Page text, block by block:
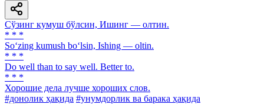
Сўзинг кумуш бўлсин, Ишинг — олтин.
* * *
So‘zing kumush bo‘lsin, Ishing — oltin.
* * *
Do well than to say well. Better to.
* * *
Хорошие дела лучше хороших слов.
#донолик ҳақида #унумдорлик ва барака ҳақида